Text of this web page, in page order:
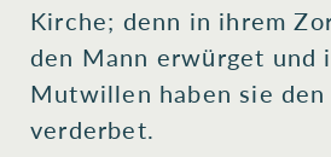
Kirche; denn in ihrem
den Mann erwürget und
Mutwillen haben sie
verderbet.